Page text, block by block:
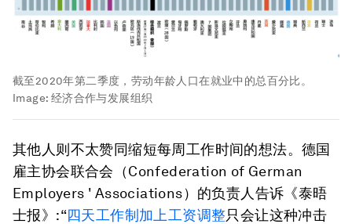
截至2020年第二季度，劳动年龄人口在就业中的总百分比。
Image: 经济合作与发展组织
其他人则不太赞同缩短每周工作时间的想法。德国
雇主协会联合会（Confederation of German
Employers ' Associations）的负责人告诉《泰晤
士报》:“四天工作制加上工资调整只会让这种冲击